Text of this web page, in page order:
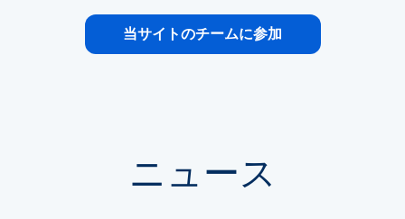
当サイトのチームに参加
ニュース